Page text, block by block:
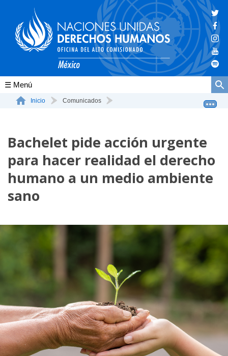
Conócenos
La ONU-DH en México
Vacantes ONU-DH México
ONU-DH en el tiempo
Inicio Comunicados
Bachelet pide acción urgente
para hacer realidad el derecho
humano a un medio ambiente
sano